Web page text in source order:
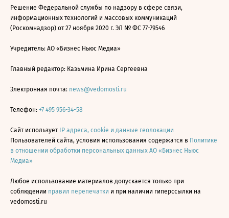
Решение Федеральной службы по надзору в сфере связи,
информационных технологий и массовых коммуникаций
(Роскомнадзор) от 27 ноября 2020 г. ЭЛ № ФС 77-79546
Учредитель: АО «Бизнес Ньюс Медиа»
Главный редактор: Казьмина Ирина Сергеевна
Электронная почта: news@vedomosti.ru
Телефон: +7 495 956-34-58
Сайт использует IP адреса, cookie и данные геолокации
Пользователей сайта, условия использования содержатся в Политике
в отношении обработки персональных данных АО «Бизнес Ньюс
Медиа»
Любое использование материалов допускается только при
соблюдении правил перепечатки и при наличии гиперссылки на
vedomosti.ru